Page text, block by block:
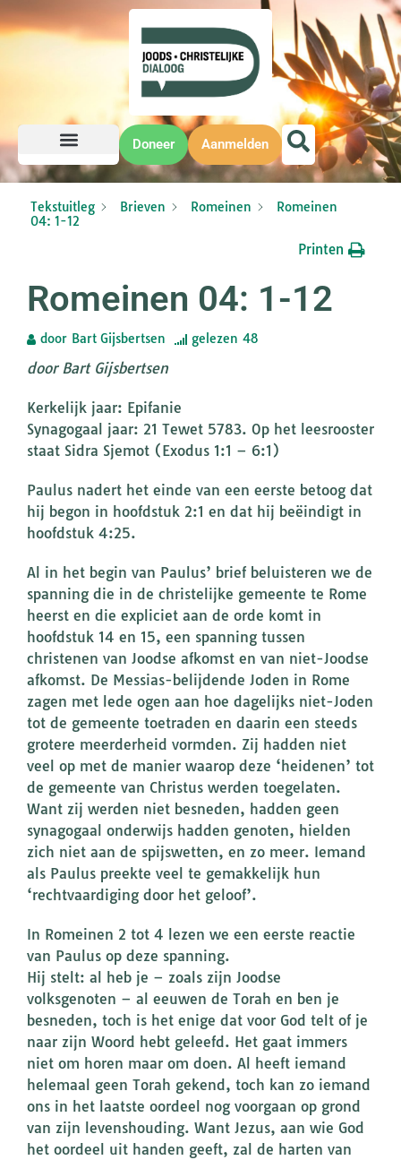
Doneer Aanmelden
Tekstuitleg Brieven Romeinen
Romeinen
04: 1-12
Printen
Romeinen 04: 1-12
door Bart Gijsbertsen gelezen 48
door Bart Gijsbertsen
Kerkelijk jaar: Epifanie
Synagogaal jaar: 21 Tewet 5783. Op het leesrooster
staat Sidra Sjemot (Exodus 1:1 – 6:1)
Paulus nadert het einde van een eerste betoog dat
hij begon in hoofdstuk 2:1 en dat hij beëindigt in
hoofdstuk 4:25.
Al in het begin van Paulus’ brief beluisteren we de
spanning die in de christelijke gemeente te Rome
heerst en die expliciet aan de orde komt in
hoofdstuk 14 en 15, een spanning tussen
christenen van Joodse afkomst en van niet-Joodse
afkomst. De Messias-belijdende Joden in Rome
zagen met lede ogen aan hoe dagelijks niet-Joden
tot de gemeente toetraden en daarin een steeds
grotere meerderheid vormden. Zij hadden niet
veel op met de manier waarop deze ‘heidenen’ tot
de gemeente van Christus werden toegelaten.
Want zij werden niet besneden, hadden geen
synagogaal onderwijs hadden genoten, hielden
zich niet aan de spijswetten, en zo meer. Iemand
als Paulus preekte veel te gemakkelijk hun
‘rechtvaardiging door het geloof’.
In Romeinen 2 tot 4 lezen we een eerste reactie
van Paulus op deze spanning.
Hij stelt: al heb je – zoals zijn Joodse
volksgenoten – al eeuwen de Torah en ben je
besneden, toch is het enige dat voor God telt of je
naar zijn Woord hebt geleefd. Het gaat immers
niet om horen maar om doen. Al heeft iemand
helemaal geen Torah gekend, toch kan zo iemand
ons in het laatste oordeel nog voorgaan op grond
van zijn levenshouding. Want Jezus, aan wie God
het oordeel uit handen geeft, zal de harten van